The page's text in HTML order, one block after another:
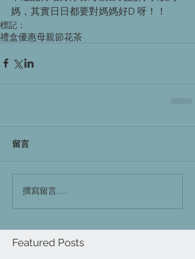
媽，其實日日都要對媽媽好D 呀！！
標記：
禮盒優惠母親節花茶
留言
撰寫留言......
Featured Posts